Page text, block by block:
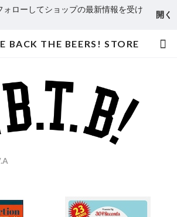
ォローしてショップの最新情報を受け
開く
BACK THE BEERS! STORE